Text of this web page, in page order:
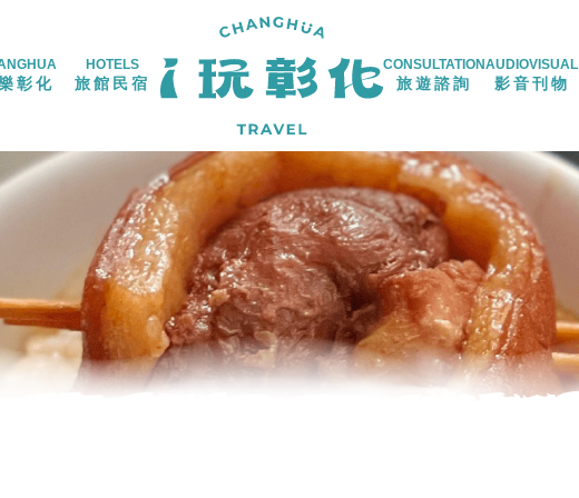
彰化
HOTELS
旅館民宿
CONSULTATION
旅遊諮詢
AUDIOVISUAL
影音刊物